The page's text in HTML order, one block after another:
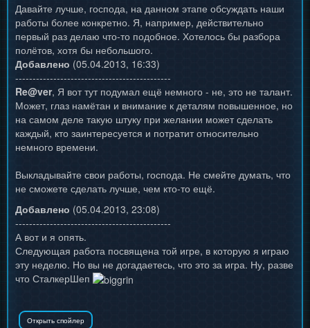
Давайте лучше, господа, на данном этапе обсуждать наши
работы более конкретно. Я, например, действительно
первый раз делаю что-то подобное. Хотелось бы разбора
полётов, хотя бы небольшого.
Добавлено (05.04.2013, 16:33)
---------------------------------------------
Re@ver, Я вот тут подумал ещё немного - не, это не талант.
Может, глаз намётан и внимание к деталям повышенное, но
на самом деле такую штуку при желании может сделать
каждый, кто заинтересуется и потратит относительно
немного времени.
Выкладывайте свои работы, господа. Не смейте думать, что
не сможете сделать лучше, чем кто-то ещё.
Добавлено (05.04.2013, 23:08)
---------------------------------------------
А вот и я опять.
Следующая работа посвящена той игре, в которую я играю
эту неделю. Но вы не догадаетесь, что это за игра. Ну, разве
что СталкерШеп